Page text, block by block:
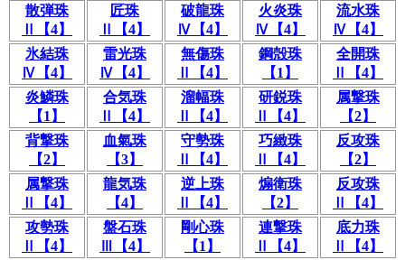
散弾珠
Ⅱ【4】
匠珠
Ⅱ【4】
破龍珠
Ⅳ【4】
火炎珠
Ⅳ【4】
流水珠
Ⅳ【4】
氷結珠
Ⅳ【4】
雷光珠
Ⅳ【4】
無傷珠
Ⅱ【4】
鋼殻珠
【1】
全開珠
Ⅱ【4】
炎鱗珠
【1】
合気珠
Ⅱ【4】
溜幅珠
Ⅱ【4】
研鋭珠
Ⅱ【4】
属撃珠
【2】
背撃珠
【2】
血氣珠
【3】
守勢珠
Ⅱ【4】
巧緻珠
Ⅱ【4】
反攻珠
【2】
属撃珠
Ⅱ【4】
龍気珠
【4】
逆上珠
Ⅱ【4】
煽衛珠
【2】
反攻珠
Ⅱ【4】
攻勢珠
Ⅱ【4】
盤石珠
Ⅲ【4】
剛心珠
【1】
連撃珠
Ⅱ【4】
底力珠
Ⅱ【4】